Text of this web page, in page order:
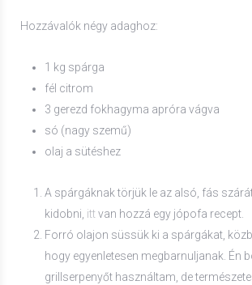
Hozzávalók négy adaghoz:
1 kg spárga
fél citrom
3 gerezd fokhagyma apróra vágva
só (nagy szemű)
olaj a sütéshez
A spárgáknak törjük le az alsó, fás
kidobni, itt van hozzá egy jópofa recept.
Forró olajon süssük ki a spárgákat,
hogy egyenletesen megbarnuljanak. Én
grillserpenyőt használtam, de